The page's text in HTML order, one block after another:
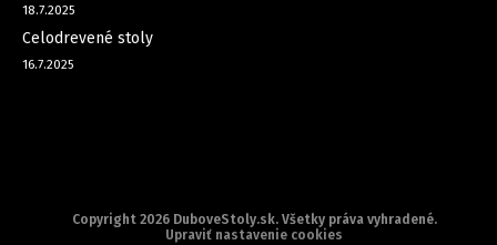
18.7.2025
Celodrevené stoly
16.7.2025
Copyright 2026 DuboveStoly.sk. Všetky práva vyhradené.
Upraviť nastavenie cookies